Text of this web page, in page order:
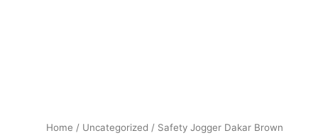
Home / Uncategorized / Safety Jogger Dakar Brown